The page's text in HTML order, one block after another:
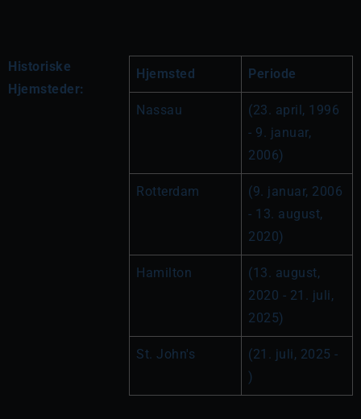
Historiske
Hjemsteder:
Hjemsted Periode
Nassau
(23. april, 1996
- 9. januar,
2006)
Rotterdam
(9. januar, 2006
- 13. august,
2020)
Hamilton
(13. august,
2020 - 21. juli,
2025)
St. John's
(21. juli, 2025 -
)